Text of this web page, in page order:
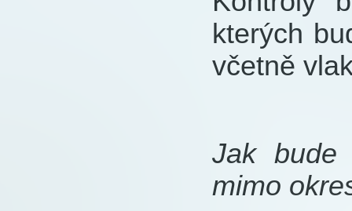
kterých
včetně
Jak bude
mimo